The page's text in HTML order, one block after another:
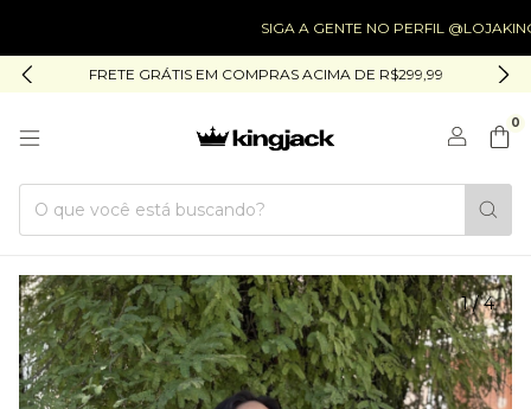
SIGA A GENTE NO PERFIL @LOJAKINGJACK
FRETE GRÁTIS EM COMPRAS ACIMA DE R$299,99
0
1/4